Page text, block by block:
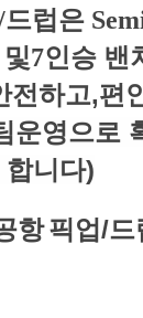
럽은
7인승 밴
전하고,편
운영으로
니다)
항픽업/드